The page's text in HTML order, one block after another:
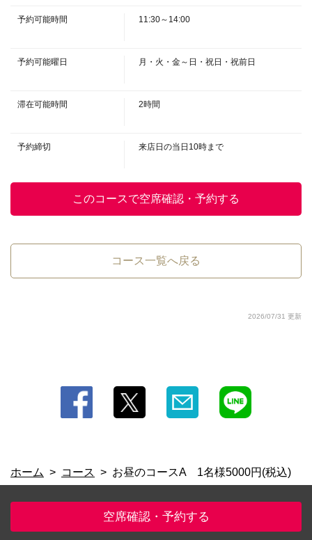
予約可能時間 11:30～14:00
予約可能曜日 月・火・金～日・祝日・祝前日
滞在可能時間 2時間
予約締切 来店日の当日10時まで
このコースで空席確認・予約する
コース一覧へ戻る
2026/07/31 更新
兵庫県神戸市灘区深田町３-1-29
お店情報をコピー
ホーム コース お昼のコースA 1名様5000円(税込)
空席確認・予約する